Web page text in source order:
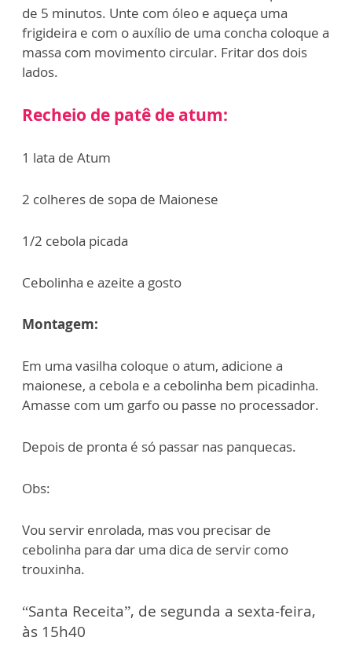
de 5 minutos. Unte com óleo e aqueça uma
frigideira e com o auxílio de uma concha coloque a
massa com movimento circular. Fritar dos dois
lados.
Recheio de patê de atum:
1 lata de Atum
2 colheres de sopa de Maionese
1/2 cebola picada
Cebolinha e azeite a gosto
Montagem:
Em uma vasilha coloque o atum, adicione a
maionese, a cebola e a cebolinha bem picadinha.
Amasse com um garfo ou passe no processador.
Depois de pronta é só passar nas panquecas.
Obs:
Vou servir enrolada, mas vou precisar de
cebolinha para dar uma dica de servir como
trouxinha.
“Santa Receita”, de segunda a sexta-feira,
às 15h40